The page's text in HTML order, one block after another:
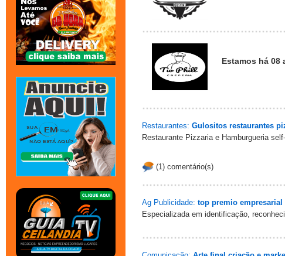
Estamos há 08
Restaurantes: Gulositos restaurantes
Restaurante Pizzaria e Hamburgueria
(1) comentário(s)
Ag Publicidade: top premio empresarial
Especializada em identificação,